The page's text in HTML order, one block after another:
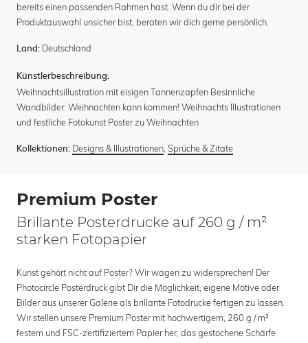
bereits einen passenden Rahmen hast. Wenn du dir bei der
Produktauswahl unsicher bist, beraten wir dich gerne persönlich.
Land: Deutschland
Künstlerbeschreibung:
Weihnachtsillustration mit eisigen Tannenzapfen Besinnliche
Wandbilder: Weihnachten kann kommen! Weihnachts Illustrationen
und festliche Fotokunst Poster zu Weihnachten
Kollektionen: Designs & Illustrationen, Sprüche & Zitate
Premium Poster
Brillante Posterdrucke auf 260 g / m²
starken Fotopapier
Kunst gehört nicht auf Poster? Wir wagen zu widersprechen! Der
Photocircle Posterdruck gibt Dir die Möglichkeit, eigene Motive oder
Bilder aus unserer Galerie als brillante Fotodrucke fertigen zu lassen.
Wir stellen unsere Premium Poster mit hochwertigem, 260 g / m²
festem und FSC-zertifiziertem Papier her, das gestochene Schärfe